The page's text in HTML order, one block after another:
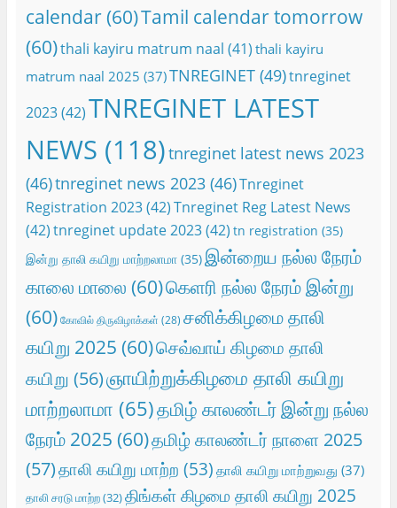
calendar(60)Tamil calendar tomorrow
(60)thali kayiru matrum naal (41) thali kayiru
matrum naal 2025 (37)TNREGINET(49)tnreginet
2023(42)TNREGINET LATEST
NEWS (118)tnreginet latest news 2023
(46)tnreginet news 2023(46)Tnreginet
Registration 2023(42)Tnreginet Reg Latest News
(42)tnreginet update 2023(42) tn registration (35)
இன்று தாலி கயிறு மாற்றலாமா(35)இன்றைய நல்ல நேரம்
காலை மாலை (60)கெளரி நல்ல நேரம் இன்று
(60) கோவில் திருவிழாக்கள் (28) சனிக்கிழமை தாலி
கயிறு 2025 (60)செவ்வாய் கிழமை தாலி
கயிறு (56)ஞாயிற்றுக்கிழமை தாலி கயிறு
மாற்றலாமா (65)தமிழ் காலண்டர் இன்று நல்ல
நேரம் 2025 (60)தமிழ் காலண்டர் நாளை 2025
(57)தாலி கயிறு மாற்ற (53) தாலி கயிறு மாற்றுவது (37)
தாலி சரடு மாற்ற(32)திங்கள் கிழமை தாலி கயிறு 2025